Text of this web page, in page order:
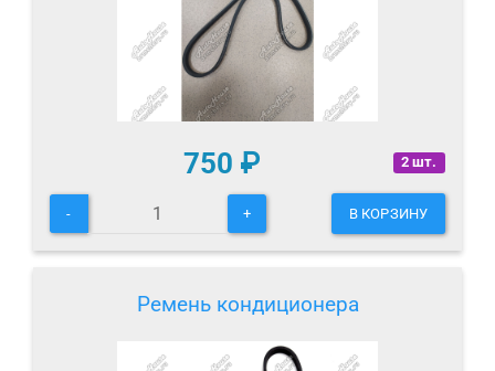
2 шт.
750 ₽
- + В КОРЗИНУ
Ремень кондиционера